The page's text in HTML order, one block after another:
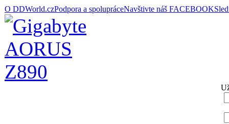
O DDWorld.czPodpora a spolupráceNavštivte náš FACEBOOK